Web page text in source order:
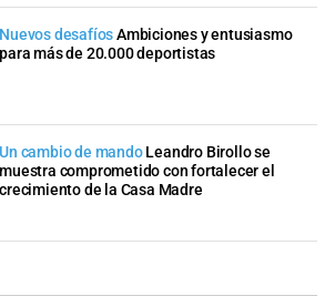
Nuevos desafíosAmbiciones y entusiasmo
para más de 20.000 deportistas
Un cambio de mando Leandro Birollo se
muestra comprometido con fortalecer el
crecimiento de la Casa Madre